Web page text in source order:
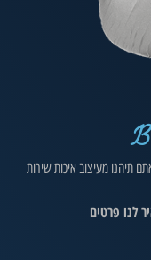
תיהנו מעיצוב איכות שירות
לנו פרטים